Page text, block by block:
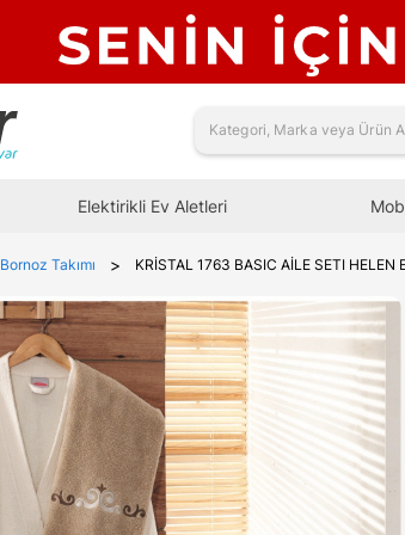
Elektirikli Ev Aletleri
Bornoz Takımı > KRİSTAL 1763 BASIC AİLE SETI HELEN